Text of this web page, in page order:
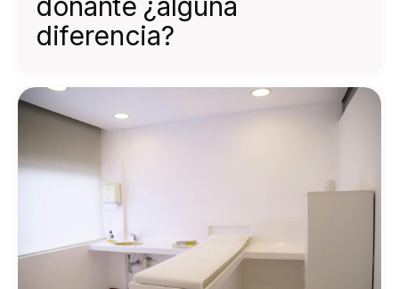
diferencia?